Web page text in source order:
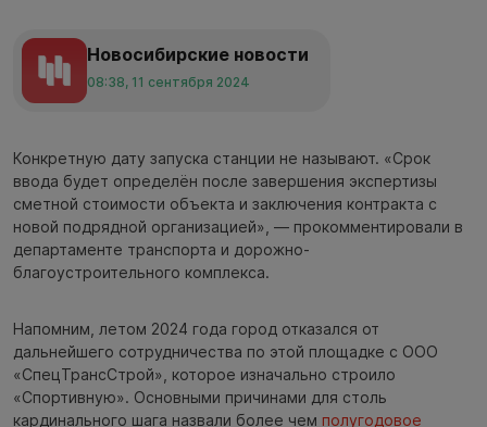
Новосибирские новости
08:38, 11 сентября 2024
Конкретную дату запуска станции не называют. «Срок
ввода будет определён после завершения экспертизы
сметной стоимости объекта и заключения контракта с
новой подрядной организацией», — прокомментировали в
департаменте транспорта и дорожно-
благоустроительного комплекса.
Напомним, летом 2024 года город отказался от
дальнейшего сотрудничества по этой площадке с ООО
«СпецТрансСтрой», которое изначально строило
«Спортивную». Основными причинами для столь
кардинального шага назвали более чем полугодовое